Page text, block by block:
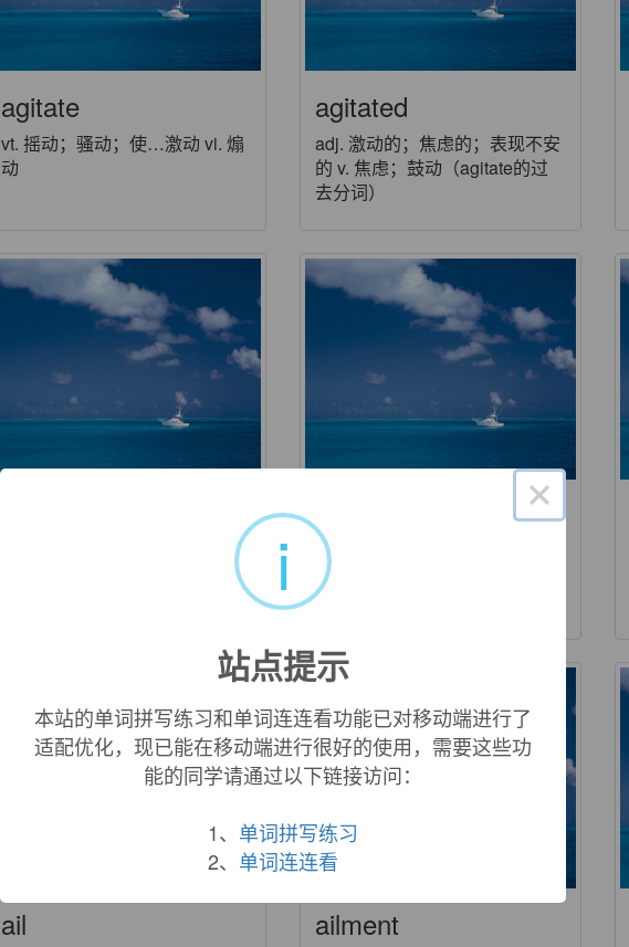
agitate
vt. 摇动；骚动；使…激动 vi. 煽
动
agitated
adj. 激动的；焦虑的；表现不安
的 v. 焦虑；鼓动（agitate的过
去分词）
n. 苦恼；极大的痛苦；临死的挣
agrarian
adj. 土地的；耕地的；有关土地
的
ail ailment
×
i
站点提示
本站的单词拼写练习和单词连连看功能已对移动端进行了
适配优化，现已能在移动端进行很好的使用，需要这些功
能的同学请通过以下链接访问：
1、 单词拼写练习
2、 单词连连看